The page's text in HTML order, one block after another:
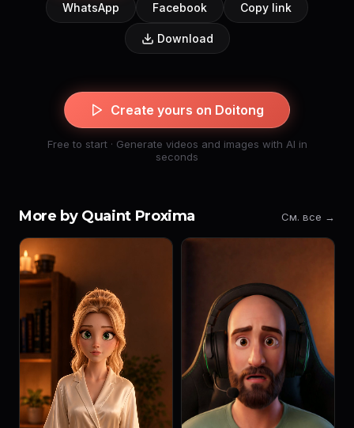
WhatsApp Facebook Copy link
Download
Create yours on Doitong
Free to start · Generate videos and images with AI in
seconds
More by Quaint Proxima См. все →